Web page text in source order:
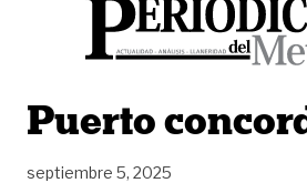
Puerto
septiembre 5, 2025